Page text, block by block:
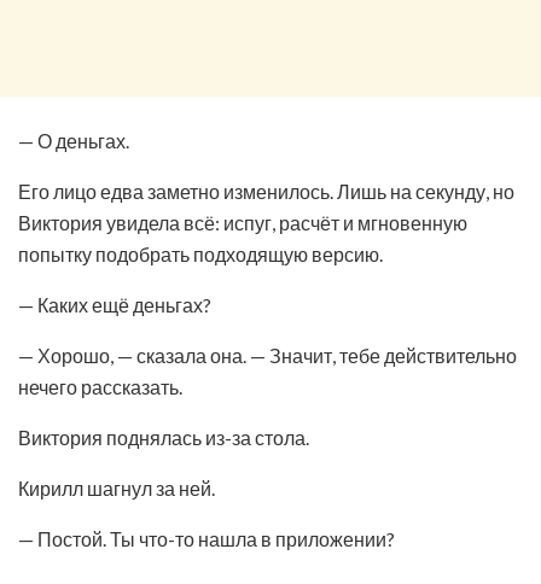
— О деньгах.
Его лицо едва заметно изменилось. Лишь на секунду, но
Виктория увидела всё: испуг, расчёт и мгновенную
попытку подобрать подходящую версию.
— Каких ещё деньгах?
— Хорошо, — сказала она. — Значит, тебе действительно
нечего рассказать.
Виктория поднялась из-за стола.
Кирилл шагнул за ней.
— Постой. Ты что-то нашла в приложении?